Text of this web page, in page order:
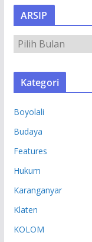
ARSIP
R
S
Kategori
Boyolali
Budaya
Features
Hukum
Karanganyar
Klaten
KOLOM